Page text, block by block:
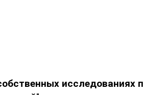
исследованиях